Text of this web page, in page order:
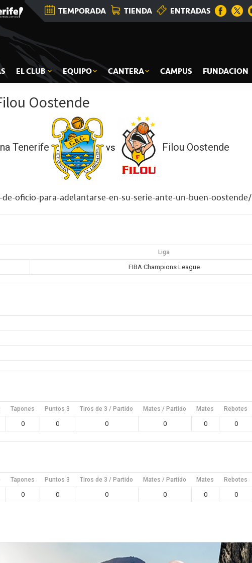
TEMPORADA TIENDA ENTRADAS
EL CLUB EQUIPO CANTERA CAMPUS FUNDACION
Oostende
Tenerife vs Filou Oostende
oficio-para-adelantarse-en-su-serie-ante-un-buen-oostende/
Liga
FIBA Champions League
Tapones Puntos 3 Tiros de 3 / Partido Mates / Partido Mates Rebotes
0 0 0 0 0 0
Tapones Puntos 3 Tiros de 3 / Partido Mates / Partido Mates Rebotes
0 0 0 0 0 0